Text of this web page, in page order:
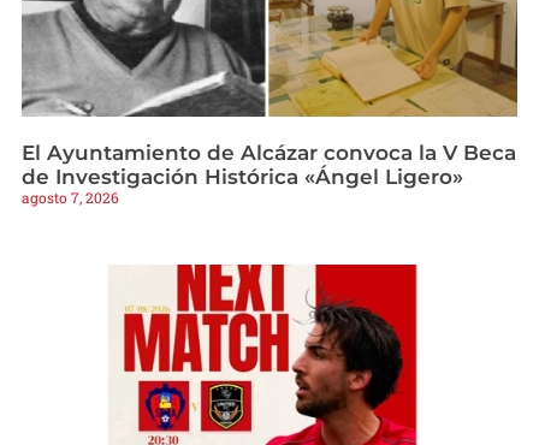
El Ayuntamiento de Alcázar convoca la V Beca
de Investigación Histórica «Ángel Ligero»
agosto 7, 2026